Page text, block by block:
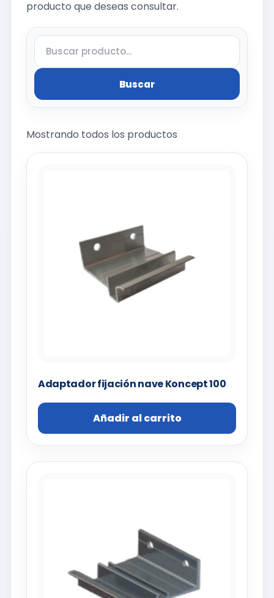
producto que deseas consultar.
Buscar
Mostrando todos los productos
Adaptador fijación nave Koncept 100
Añadir al carrito